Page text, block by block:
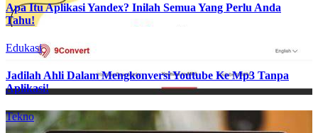
Apa Itu Aplikasi Yandex? Inilah Semua Yang Perlu Anda
Tahu!
Edukasi
Jadilah Ahli Dalam Mengkonversi Youtube Ke Mp3 Tanpa
Aplikasi!
Tekno